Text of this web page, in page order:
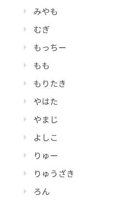
みやも
むぎ
もっちー
もも
もりたき
やはた
やまじ
よしこ
りゅー
りゅうざき
ろん